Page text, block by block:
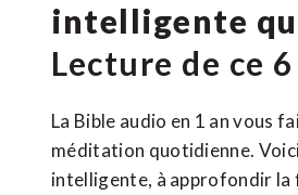
intelligente
Lecture de ce
La Bible audio en 1 an vous
méditation quotidienne.
intelligente, à approfondir la